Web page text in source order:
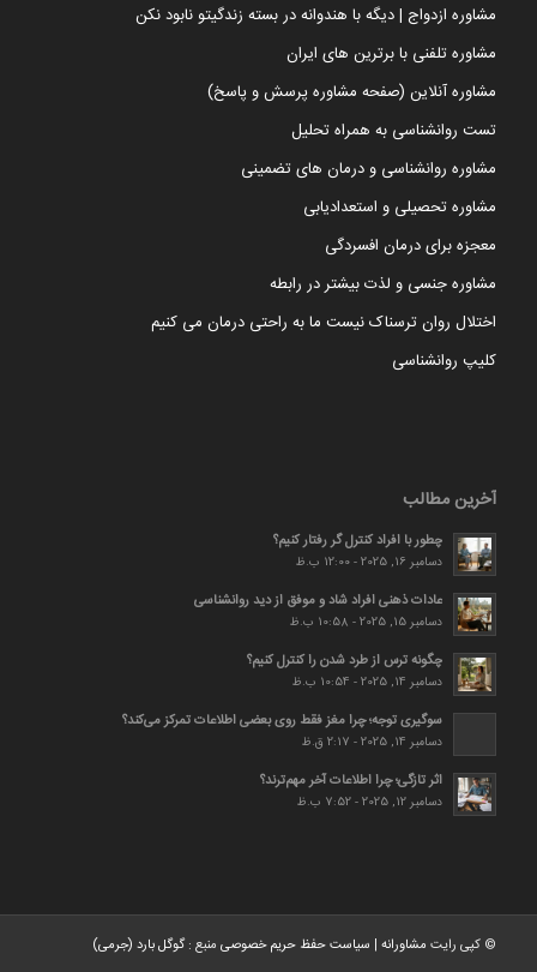
مشاوره ازدواج | دیگه با هندوانه در بسته زندگیتو نابود نکن
مشاوره تلفنی با برترین های ایران
مشاوره آنلاین (صفحه مشاوره پرسش و پاسخ)
تست روانشناسی به همراه تحلیل
مشاوره روانشناسی و درمان های تضمینی
مشاوره تحصیلی و استعدادیابی
معجزه برای درمان افسردگی
مشاوره جنسی و لذت بیشتر در رابطه
اختلال روان ترسناک نیست ما به راحتی درمان می کنیم
کلیپ روانشناسی
آخرین مطالب
چطور با افراد کنترل گر رفتار کنیم؟
دسامبر 16, 2025 - 12:00 ب.ظ
عادات ذهنی افراد شاد و موفق از دید روانشناسی
دسامبر 15, 2025 - 10:58 ب.ظ
چگونه ترس از طرد شدن را کنترل کنیم؟
دسامبر 14, 2025 - 10:54 ب.ظ
سوگیری توجه؛ چرا مغز فقط روی بعضی اطلاعات تمرکز می‌کند؟
دسامبر 14, 2025 - 2:17 ق.ظ
اثر تازگی؛ چرا اطلاعات آخر مهم‌ترند؟
دسامبر 12, 2025 - 7:52 ب.ظ
© کپی رایت مشاورانه| سیاست حفظ حریم خصوصیمنبع :گوگل بارد (جرمی)